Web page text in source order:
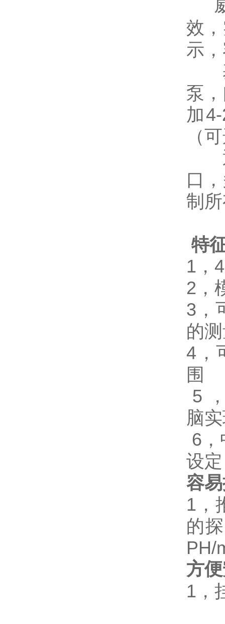
效
示
泵
加
（
口
制
特
1 ，4
2
3 ，
的
4
围
5
脑
6
设
容
1
的
方
1